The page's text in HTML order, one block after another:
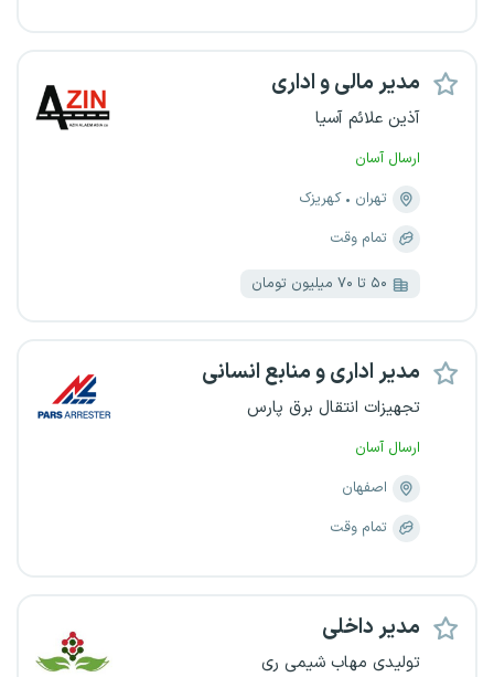
مدیر مالی و اداری
آذین علائم آسیا
ارسال آسان
تهران
کهریزک
تمام وقت
۵۰ تا ۷۰ میلیون تومان
مدیر اداری و منابع انسانی
تجهیزات انتقال برق پارس
ارسال آسان
اصفهان
تمام وقت
مدیر داخلی
تولیدی مهاب شیمی ری